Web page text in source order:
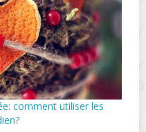
comment utiliser les